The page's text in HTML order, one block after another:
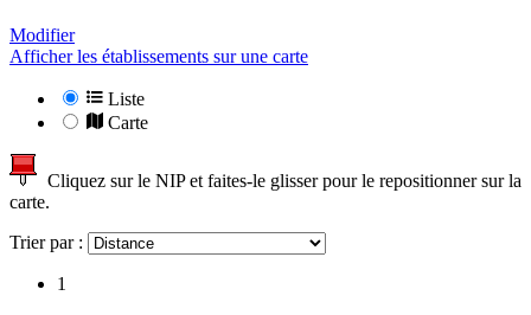
Modifier
Afficher les établissements sur une carte
Liste
Carte
Cliquez sur le NIP et faites-le glisser pour le repositionner sur la
carte.
Trier par :
1